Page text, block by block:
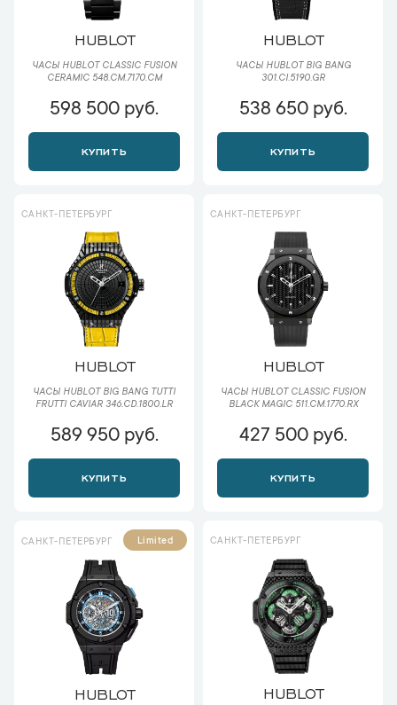
HUBLOT
ЧАСЫ HUBLOT CLASSIC FUSION
CERAMIC 548.CM.7170.CM
598 500 руб.
КУПИТЬ
HUBLOT
ЧАСЫ HUBLOT BIG BANG
301.CI.5190.GR
538 650 руб.
КУПИТЬ
САНКТ-ПЕТЕРБУРГ
HUBLOT
ЧАСЫ HUBLOT BIG BANG TUTTI
FRUTTI CAVIAR 346.CD.1800.LR
589 950 руб.
КУПИТЬ
САНКТ-ПЕТЕРБУРГ
HUBLOT
ЧАСЫ HUBLOT CLASSIC FUSION
BLACK MAGIC 511.CM.1770.RX
427 500 руб.
КУПИТЬ
САНКТ-ПЕТЕРБУРГ Limited
HUBLOT
САНКТ-ПЕТЕРБУРГ
HUBLOT